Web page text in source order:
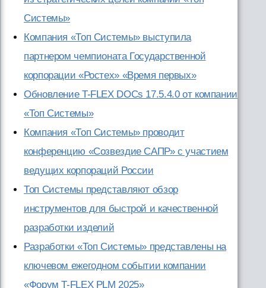
Системы»
Компания «Топ Системы» выступила
партнером чемпионата Государственной
корпорации «Ростех» «Время первых»
Обновление T-FLEX DOCs 17.5.4.0 от компании
«Топ Системы»
Компания «Топ Системы» проводит
конференцию «Созвездие САПР» с участием
ведущих корпораций России
Топ Системы представляют обзор
инструментов для быстрой и качественной
разработки изделий
Разработки «Топ Системы» представлены на
ключевом ежегодном событии компании
«Форум T-FLEX PLM 2025»